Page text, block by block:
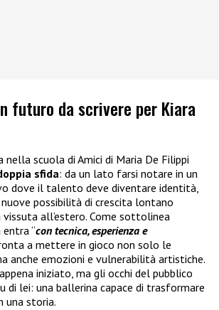
futuro da scrivere per Kiara
nella scuola di Amici di Maria De Filippi
sfida: da un lato farsi notare in un
dove il talento deve diventare identità,
possibilità di crescita lontano
vissuta all’estero. Come sottolinea
“con tecnica, esperienza e
a mettere in gioco non solo le
anche emozioni e vulnerabilità artistiche.
iniziato, ma gli occhi del pubblico
di lei: una ballerina capace di trasformare
una storia.